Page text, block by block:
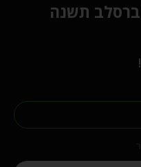
תשנה